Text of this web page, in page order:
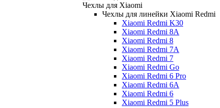
Чехлы для Xiaomi
Чехлы для линейки Xiaomi Redmi
Xiaomi Redmi K30
Xiaomi Redmi 8A
Xiaomi Redmi 8
Xiaomi Redmi 7A
Xiaomi Redmi 7
Xiaomi Redmi Go
Xiaomi Redmi 6 Pro
Xiaomi Redmi 6A
Xiaomi Redmi 6
Xiaomi Redmi 5 Plus